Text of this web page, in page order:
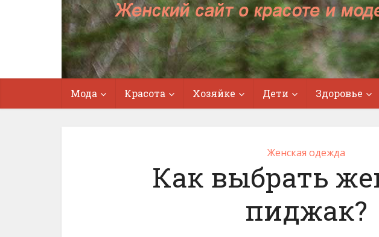
Мода Красота Хозяйке Дети Здоровье
Женская одежда
Как выбрать
пиджак?